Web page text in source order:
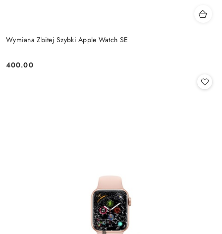
Wymiana Zbitej Szybki Apple Watch SE
Cena:
400.00